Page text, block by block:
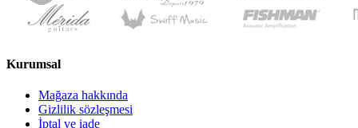
Kurumsal
Mağaza hakkında
Gizlilik sözleşmesi
İptal ve iade